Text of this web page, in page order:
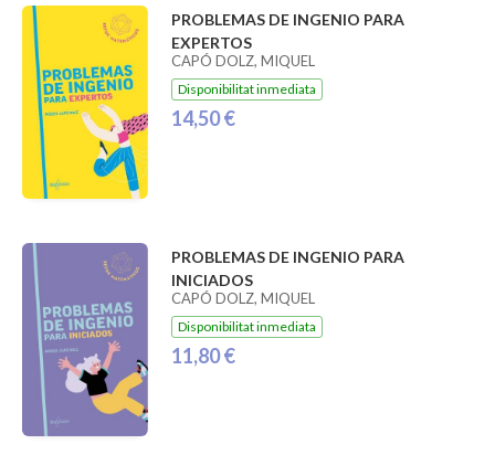
PROBLEMAS DE INGENIO PARA
EXPERTOS
CAPÓ DOLZ, MIQUEL
Disponibilitat inmediata
14,50 €
PROBLEMAS DE INGENIO PARA
INICIADOS
CAPÓ DOLZ, MIQUEL
Disponibilitat inmediata
11,80 €